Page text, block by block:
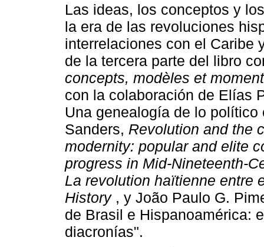
Las ideas, los conceptos y
la era de las revoluciones
interrelaciones con el Caribe
de la tercera parte del libro
concepts, modèles et
con la colaboración de Elías
Una genealogía de lo
Sanders, Revolution and the
modernity: popular and elite
progress in Mid-Nineteenth-
La revolution haïtienne entre
History , y João Paulo G.
de Brasil e Hispanoamérica:
diacronías".